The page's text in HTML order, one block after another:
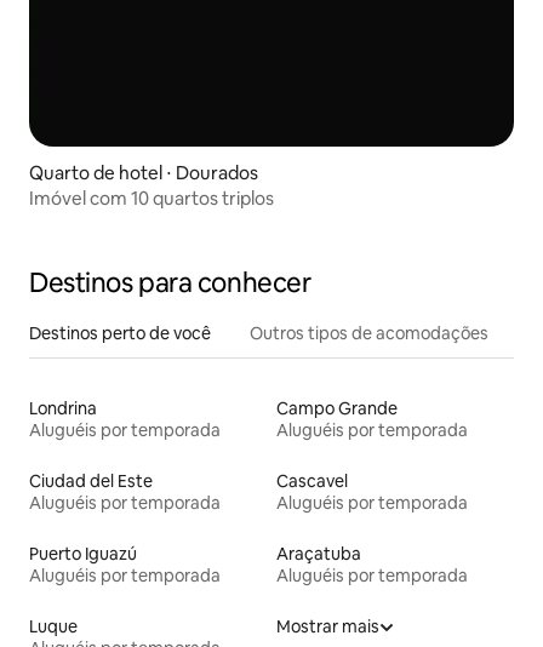
Quarto de hotel ⋅ Dourados
Imóvel com 10 quartos triplos
Destinos para conhecer
Destinos perto de você Outros tipos de acomodações
Londrina
Aluguéis por temporada
Campo Grande
Aluguéis por temporada
Ciudad del Este
Aluguéis por temporada
Cascavel
Aluguéis por temporada
Puerto Iguazú
Aluguéis por temporada
Araçatuba
Aluguéis por temporada
Luque
Mostrar mais